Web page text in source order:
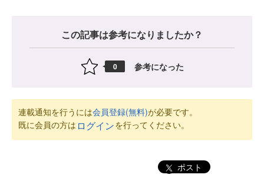
この記事は参考になりましたか？
0 参考になった
連載通知を行うには会員登録(無料)が必要です。
既に会員の方は ログインを行ってください。
ポスト